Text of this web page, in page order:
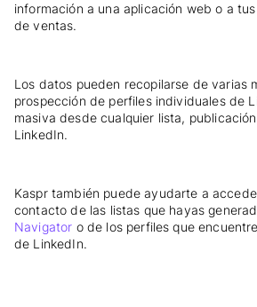
información a una aplicación web o a
de ventas.
Los datos pueden recopilarse de varias
prospección de perfiles individuales de
masiva desde cualquier lista,
LinkedIn.
Kaspr también puede ayudarte a
contacto de las listas que hayas
Navigator o de los perfiles que
de LinkedIn.